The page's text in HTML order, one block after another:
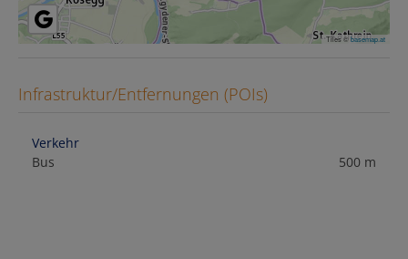
Tiles ©basemap.at
Infrastruktur/Entfernungen (POIs)
Verkehr
Bus
500 m